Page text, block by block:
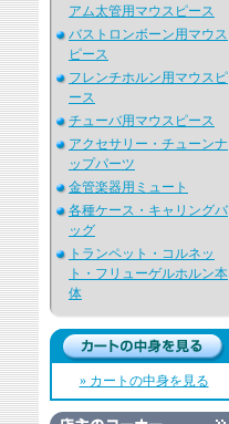
アム太管用マウスピース
バストロンボーン用マウス
ピース
フレンチホルン用マウスピ
ース
チューバ用マウスピース
アクセサリー・チューンナ
ップパーツ
金管楽器用ミュート
各種ケース・キャリングバ
ッグ
トランペット・コルネッ
ト・フリューゲルホルン本
体
» カートの中身を見る